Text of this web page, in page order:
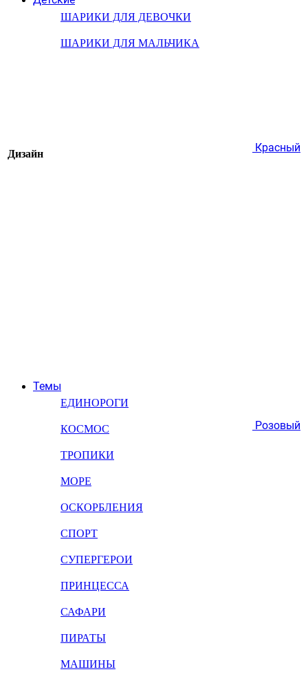
ШАРИКИ ДЛЯ ДЕВОЧКИ
ШАРИКИ ДЛЯ МАЛЬЧИКА
Темы
ЕДИНОРОГИ
КОСМОС
ТРОПИКИ
МОРЕ
ОСКОРБЛЕНИЯ
СПОРТ
СУПЕРГЕРОИ
ПРИНЦЕССА
САФАРИ
ПИРАТЫ
МАШИНЫ
Дизайн Красный
Розовый